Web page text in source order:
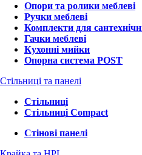
Опори та ролики меблеві
Ручки меблеві
Комплекти для
Гачки меблеві
Кухонні мийки
Опорна система POST
Стільниці та панелі
Стільниці
Стільниці Compact
Стінові панелі